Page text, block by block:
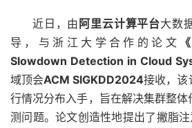
近日，由 阿里云计算平台大数
导，与浙江大学合作的论文
Slowdown Detection in Cloud
域顶会ACM SIGKDD2024接收，该
行情况分布入手，旨在解决集群整
测问题。论文创造性地提出了撇脂